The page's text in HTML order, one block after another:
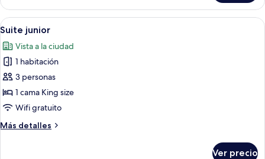
Bathroom,
City
View
Room,
Bedroom
Double
bed),
Bathroom,
City
View
Abrir
todas
las
fotos
de
Suite
junior
Una habitación de hotel con una
7
Suite junior
Vista a la ciudad
1 habitación
3 personas
1 cama King size
Wifi gratuito
Más detalles
Más
Ver precio